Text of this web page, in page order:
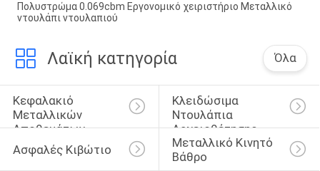
Πολυστρώμα 0.069cbm Εργονομικό χειριστήριο Μεταλλικό
ντουλάπι ντουλαπιού
Λαϊκή κατηγορία Όλα
Κεφαλακιό
Μεταλλικών
Αποθεμάτων
Κλειδώσιμα
Ντουλάπια
Αρχειοθέτησης
Ασφαλές Κιβώτιο
Μεταλλικό Κινητό
Βάθρο